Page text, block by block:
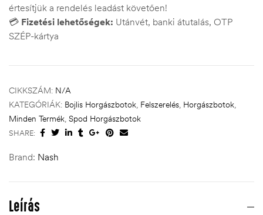
értesítjük a rendelés leadást követően!
💳 Fizetési lehetőségek: Utánvét, banki átutalás, OTP
SZÉP-kártya
CIKKSZÁM: N/A
KATEGÓRIÁK: Bojlis Horgászbotok, Felszerelés, Horgászbotok,
Minden Termék, Spod Horgászbotok
SHARE:
Brand: Nash
Leírás